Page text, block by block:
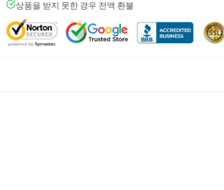
상품을 받지 못한 경우 전액 환불